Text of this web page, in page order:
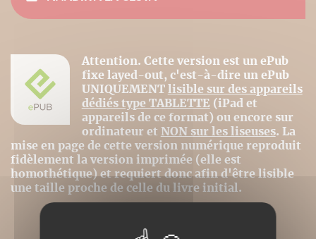
Attention. Cette version est un ePub
fixe layed-out, c'est-à-dire un ePub
UNIQUEMENTlisible sur des appareils
dédiés type TABLETTE (iPad et
appareils de ce format) ou encore sur
ordinateur et NON sur les liseuses. La
mise en page de cette version numérique reproduit
fidèlement la version imprimée (elle est
homothétique) et requiert donc afin d'être lisible
une taille proche de celle du livre initial.